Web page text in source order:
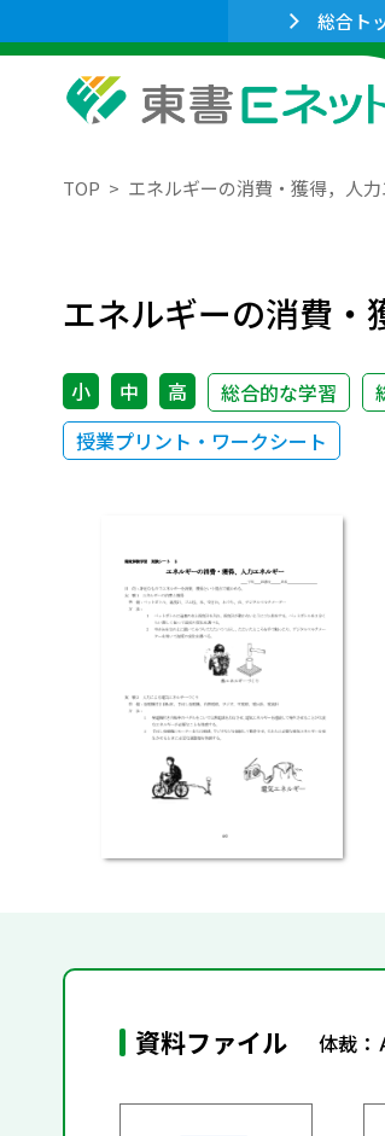
総合ト
TOP エネルギーの消費・獲得，人
エネルギーの消費・
小 中 高 総合的な学習
授業プリント・ワークシート
資料ファイル 体裁：